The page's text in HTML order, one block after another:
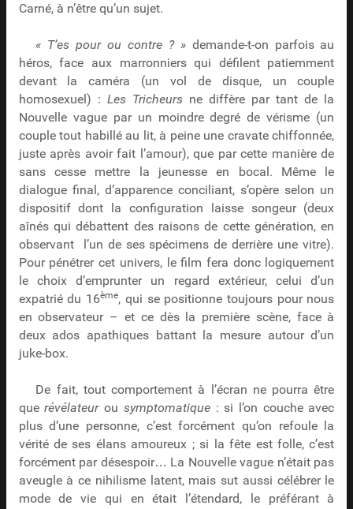
Carné, à n’être qu’un sujet.
« T’es pour ou contre ? »demande-t-on parfois au
héros, face aux marronniers qui défilent patiemment
devant la caméra (un vol de disque, un couple
homosexuel) : Les Tricheursne diffère par tant de la
Nouvelle vague par un moindre degré de vérisme (un
couple tout habillé au lit, à peine une cravate chiffonnée,
juste après avoir fait l’amour), que par cette manière de
sans cesse mettre la jeunesse en bocal. Même le
dialogue final, d’apparence conciliant, s’opère selon un
dispositif dont la configuration laisse songeur (deux
aînés qui débattent des raisons de cette génération, en
observant l’un de ses spécimens de derrière une vitre).
Pour pénétrer cet univers, le film fera donc logiquement
le choix d’emprunter un regard extérieur, celui d’un
expatrié du 16ème, qui se positionne toujours pour nous
en observateur – et ce dès la première scène, face à
deux ados apathiques battant la mesure autour d’un
juke-box.
De fait, tout comportement à l’écran ne pourra être
querévélateurou symptomatique: si l’on couche avec
plus d’une personne, c’est forcément qu’on refoule la
vérité de ses élans amoureux ; si la fête est folle, c’est
forcément par désespoir… La Nouvelle vague n’était pas
aveugle à ce nihilisme latent, mais sut aussi célébrer le
mode de vie qui en était l’étendard, le préférant à